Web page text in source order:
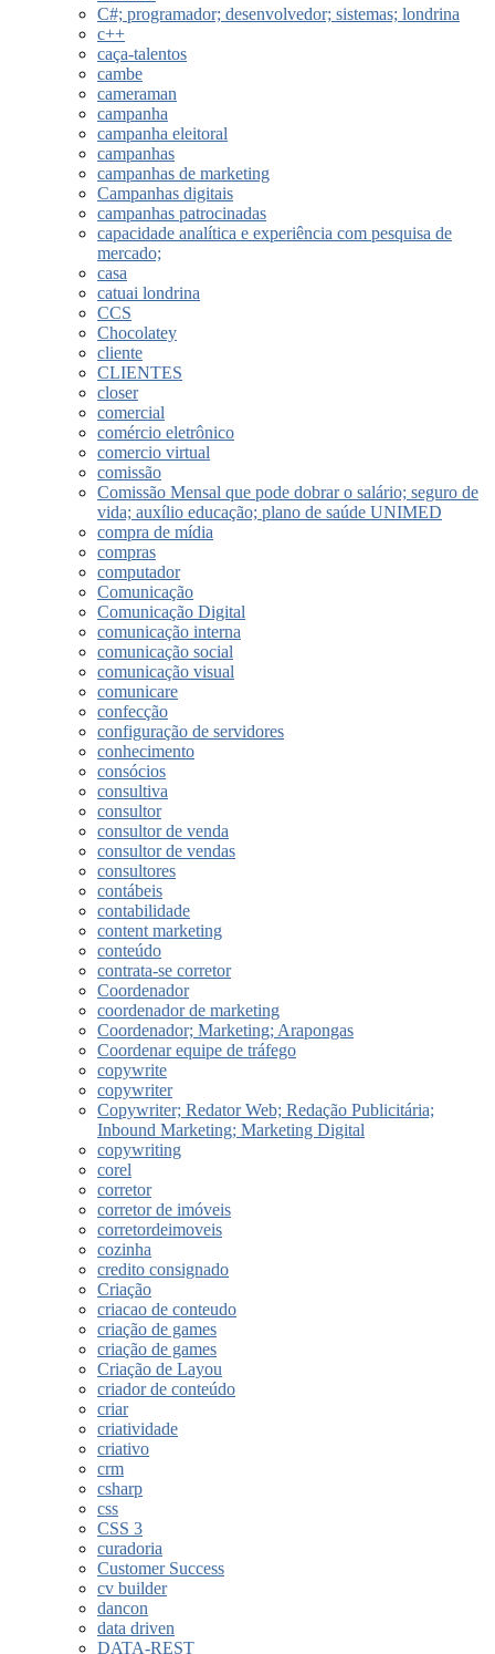
C#; programador; desenvolvedor; sistemas; londrina
c++
caça-talentos
cambe
cameraman
campanha
campanha eleitoral
campanhas
campanhas de marketing
Campanhas digitais
campanhas patrocinadas
capacidade analítica e experiência com pesquisa de
mercado;
casa
catuai londrina
CCS
Chocolatey
cliente
CLIENTES
closer
comercial
comércio eletrônico
comercio virtual
comissão
Comissão Mensal que pode dobrar o salário; seguro de
vida; auxílio educação; plano de saúde UNIMED
compra de mídia
compras
computador
Comunicação
Comunicação Digital
comunicação interna
comunicação social
comunicação visual
comunicare
confecção
configuração de servidores
conhecimento
consócios
consultiva
consultor
consultor de venda
consultor de vendas
consultores
contábeis
contabilidade
content marketing
conteúdo
contrata-se corretor
Coordenador
coordenador de marketing
Coordenador; Marketing; Arapongas
Coordenar equipe de tráfego
copywrite
copywriter
Copywriter; Redator Web; Redação Publicitária;
Inbound Marketing; Marketing Digital
copywriting
corel
corretor
corretor de imóveis
corretordeimoveis
cozinha
credito consignado
Criação
criacao de conteudo
criação de games
criação de games
Criação de Layou
criador de conteúdo
criar
criatividade
criativo
crm
csharp
css
CSS 3
curadoria
Customer Success
cv builder
dancon
data driven
DATA-REST